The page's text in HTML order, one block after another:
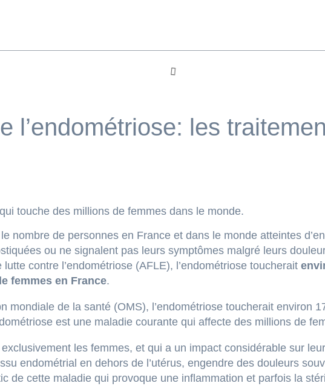
l’endométriose: les
touche des millions de femmes dans le monde.
nombre de personnes en France et dans le monde atteintes
ou ne signalent pas leurs symptômes malgré leurs
contre l’endométriose (AFLE), l’endométriose toucherait
femmes en France.
mondiale de la santé (OMS), l’endométriose toucherait environ
est une maladie courante qui affecte des millions de
les femmes, et qui a un impact considérable sur
endométrial en dehors de l’utérus, engendre des douleurs
de cette maladie qui provoque une inflammation et parfois la